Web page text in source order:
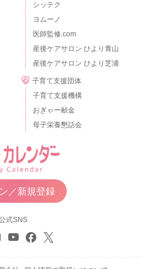
シッテク
ヨムーノ
医師監修.com
産後ケアサロン ひより青山
産後ケアサロン ひより芝浦
子育て支援団体
子育て支援機構
おぎゃー献金
母子栄養懇話会
／新規登録
式SNS